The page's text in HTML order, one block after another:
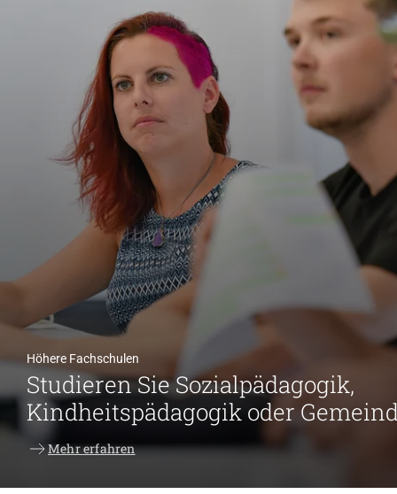
Höhere Fachschulen
Studieren Sie Sozialpädagogik,
Kindheitspädagogik oder
Mehr erfahren
Weiterbildung